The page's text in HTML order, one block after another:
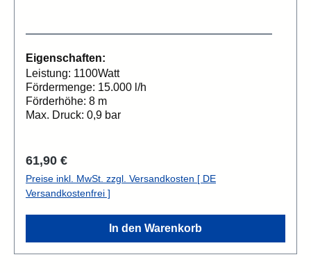
Eigenschaften:
Leistung: 1100Watt
Fördermenge: 15.000 l/h
Förderhöhe: 8 m
Max. Druck: 0,9 bar
Regulärer Preis:
61,90 €
Preise inkl. MwSt. zzgl. Versandkosten [ DE
Versandkostenfrei ]
In den Warenkorb